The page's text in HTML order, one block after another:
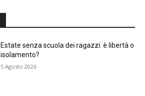
Estate senza scuola dei ragazzi: è libertà o
isolamento?
5 Agosto 2026